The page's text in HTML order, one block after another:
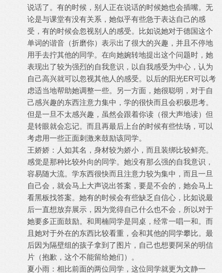
说话了。有的时候，别人正在说话的时候她也会插嘴。无
论是与课堂有没有关系，她似乎有些急于表达自己的感
受，有的时候会忽视别人的感受。比如说她对于德国这个
单词的谐音（折磨你）表示出了很大的兴趣，并且不停地
用手去拧其他的同学。在向她婉转地提出这个问题时，她
表现出了较为强烈的自我意识，以自我感受为中心，认为
自己高兴就可以忽视其他人的感受。以后的阳光ER可以考
虑适当地帮助她调整一些。另一方面，她很聪明，对于自
己感兴趣的东西注意力集中，学的很快而且会积极思考。
但是一旦不太感兴趣，虽然会跟着你读（很大声地读）但
是转眼就会忘记。而且再最后上台的时候有些怯场，可以
考虑用一些正面刺激来鼓励该同学。
王娇娇：人如其名，身材较为娇小，而且装绑比较鲜亮。
感觉是那种比较外向的同学。她没有那么强的自我意识，
容易随大流。学东西很快而且注意力较为集中，而且一旦
自己会，就会马上大声说出答案，要是不会的，她会马上
看黑板找答案。她有的时候会有些缺乏自信心，比如说最
后一直想放弃展示，因为觉得自己什么也不会，所以对于
她要多正面鼓励。和周楠同学是同桌，经常一唱一和。而
且她对于外在的东西比较看重，会和其他的同学攀比。最
后因为隔壁组的孩子拿到了图片，自己也想要阿呆的明信
片（抱歉，这个不能留给她们）。
夏小雨：相比前面的两位同学，这位同学就更为文静一